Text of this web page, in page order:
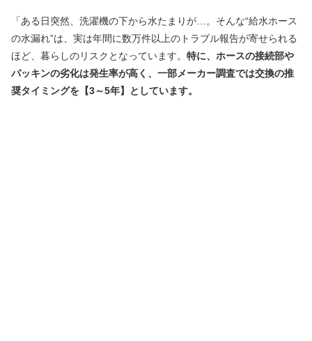
「ある日突然、洗濯機の下から水たまりが…。そんな“給水ホース
の水漏れ”は、実は年間に数万件以上のトラブル報告が寄せられる
ほど、暮らしのリスクとなっています。 特に、ホースの接続部や
パッキンの劣化は発生率が高く、一部メーカー調査では交換の推
奨タイミングを【3～5年】としています。